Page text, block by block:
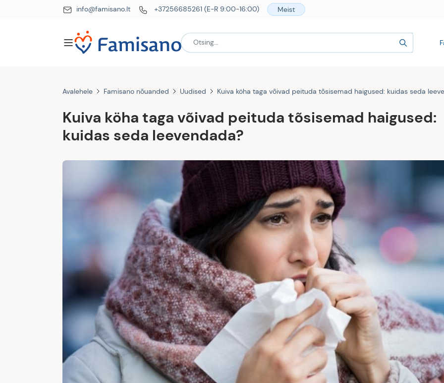
info@famisano.lt +37256685261 (E-R 9:00-16:00) Meist
Avalehele Famisano nõuanded Uudised Kuiva köha taga võivad peituda tõsisemad haigused: kuidas seda
Kuiva köha taga võivad peituda tõsisemad haigused:
kuidas seda leevendada?